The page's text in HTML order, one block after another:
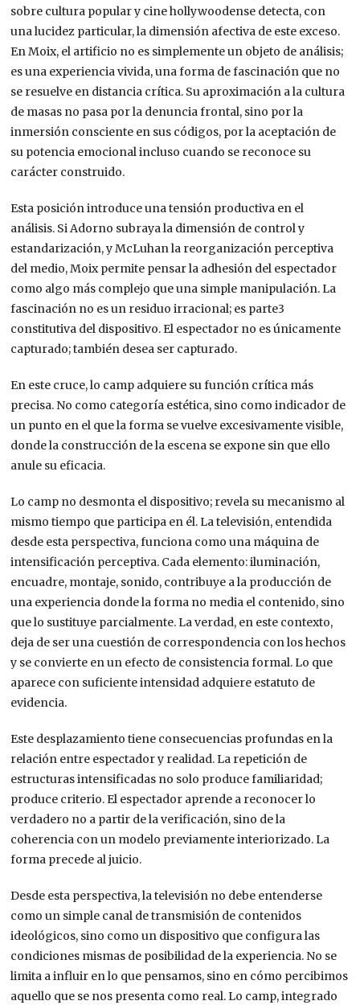
sobre cultura popular y cine hollywoodense detecta, con
una lucidez particular, la dimensión afectiva de este exceso.
En Moix, el artificio no es simplemente un objeto de análisis;
es una experiencia vivida, una forma de fascinación que no
se resuelve en distancia crítica. Su aproximación a la cultura
de masas no pasa por la denuncia frontal, sino por la
inmersión consciente en sus códigos, por la aceptación de
su potencia emocional incluso cuando se reconoce su
carácter construido.
Esta posición introduce una tensión productiva en el
análisis. Si Adorno subraya la dimensión de control y
estandarización, y McLuhan la reorganización perceptiva
del medio, Moix permite pensar la adhesión del espectador
como algo más complejo que una simple manipulación. La
fascinación no es un residuo irracional; es parte3
constitutiva del dispositivo. El espectador no es únicamente
capturado; también desea ser capturado.
En este cruce, lo camp adquiere su función crítica más
precisa. No como categoría estética, sino como indicador de
un punto en el que la forma se vuelve excesivamente visible,
donde la construcción de la escena se expone sin que ello
anule su eficacia.
Lo camp no desmonta el dispositivo; revela su mecanismo al
mismo tiempo que participa en él. La televisión, entendida
desde esta perspectiva, funciona como una máquina de
intensificación perceptiva. Cada elemento: iluminación,
encuadre, montaje, sonido, contribuye a la producción de
una experiencia donde la forma no media el contenido, sino
que lo sustituye parcialmente. La verdad, en este contexto,
deja de ser una cuestión de correspondencia con los hechos
y se convierte en un efecto de consistencia formal. Lo que
aparece con suficiente intensidad adquiere estatuto de
evidencia.
Este desplazamiento tiene consecuencias profundas en la
relación entre espectador y realidad. La repetición de
estructuras intensificadas no solo produce familiaridad;
produce criterio. El espectador aprende a reconocer lo
verdadero no a partir de la verificación, sino de la
coherencia con un modelo previamente interiorizado. La
forma precede al juicio.
Desde esta perspectiva, la televisión no debe entenderse
como un simple canal de transmisión de contenidos
ideológicos, sino como un dispositivo que configura las
condiciones mismas de posibilidad de la experiencia. No se
limita a influir en lo que pensamos, sino en cómo percibimos
aquello que se nos presenta como real. Lo camp, integrado